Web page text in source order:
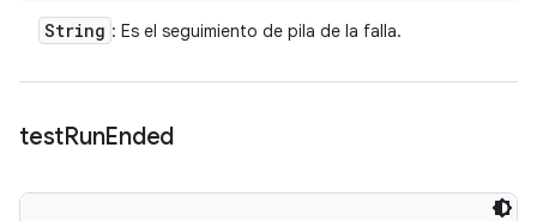
String : Es el seguimiento de pila de la falla.
testRunEnded